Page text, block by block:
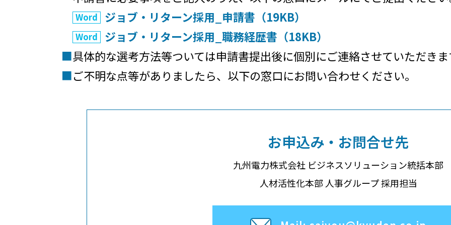
ジョブ・リターン採用_申請書（19KB）
ジョブ・リターン採用_職務経歴書（18KB）
■具体的な選考方法等ついては申請書提出後に個別にご連絡させていただきま
■ご不明な点等がありましたら、以下の窓口にお問い合わせください。
お申込み・お問合せ先
九州電力株式会社 ビジネスソリューション統括本部
人材活性化本部 人事グループ 採用担当